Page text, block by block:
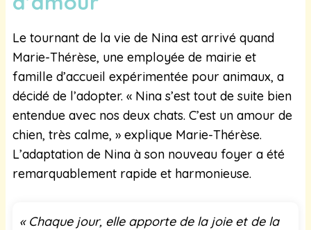
Le tournant de la vie de Nina est arrivé quand
Marie-Thérèse, une employée de mairie et
famille d’accueil expérimentée pour animaux, a
décidé de l’adopter. « Nina s’est tout de suite bien
entendue avec nos deux chats. C’est un amour de
chien, très calme, » explique Marie-Thérèse.
L’adaptation de Nina à son nouveau foyer a été
remarquablement rapide et harmonieuse.
« Chaque jour, elle apporte de la joie et de la